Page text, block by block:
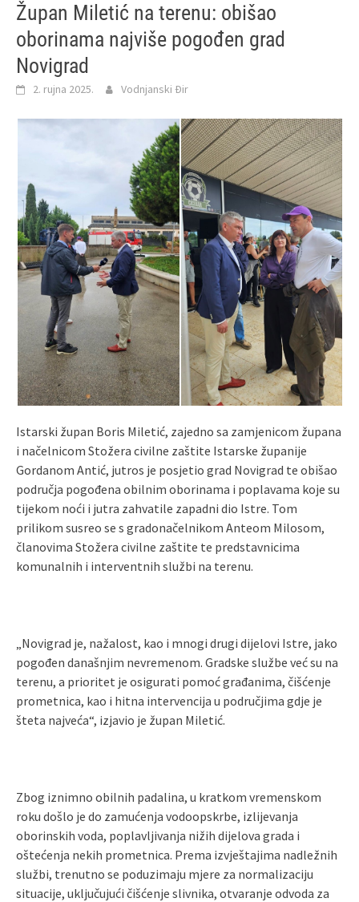
Župan Miletić na terenu: obišao
oborinama najviše pogođen grad
Novigrad
2. rujna 2025. Vodnjanski Đir
Istarski župan Boris Miletić, zajedno sa zamjenicom župana
i načelnicom Stožera civilne zaštite Istarske županije
Gordanom Antić, jutros je posjetio grad Novigrad te obišao
područja pogođena obilnim oborinama i poplavama koje su
tijekom noći i jutra zahvatile zapadni dio Istre. Tom
prilikom susreo se s gradonačelnikom Anteom Milosom,
članovima Stožera civilne zaštite te predstavnicima
komunalnih i interventnih službi na terenu.
„Novigrad je, nažalost, kao i mnogi drugi dijelovi Istre, jako
pogođen današnjim nevremenom. Gradske službe već su na
terenu, a prioritet je osigurati pomoć građanima, čišćenje
prometnica, kao i hitna intervencija u područjima gdje je
šteta najveća“, izjavio je župan Miletić.
Zbog iznimno obilnih padalina, u kratkom vremenskom
roku došlo je do zamućenja vodoopskrbe, izlijevanja
oborinskih voda, poplavljivanja nižih dijelova grada i
oštećenja nekih prometnica. Prema izvještajima nadležnih
službi, trenutno se poduzimaju mjere za normalizaciju
situacije, uključujući čišćenje slivnika, otvaranje odvoda za